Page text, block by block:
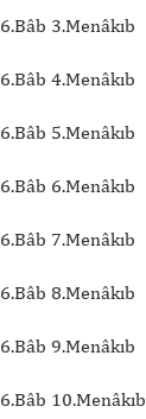
6.Bâb 3.Menâkıb
6.Bâb 4.Menâkıb
6.Bâb 5.Menâkıb
6.Bâb 6.Menâkıb
6.Bâb 7.Menâkıb
6.Bâb 8.Menâkıb
6.Bâb 9.Menâkıb
6.Bâb 10.Menâkıb